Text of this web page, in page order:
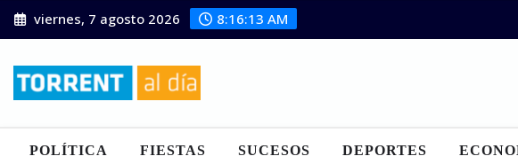
Saltar
al
viernes, 7 agosto 2026 8:16:14 AM
POLÍTICA FIESTAS SUCESOS DEPORTES